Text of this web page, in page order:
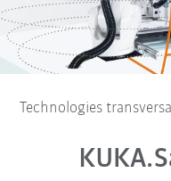
Technologies